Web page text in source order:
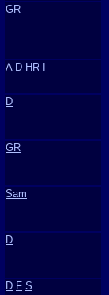
GR
A D HR
D
GR
Sam
D
D F S